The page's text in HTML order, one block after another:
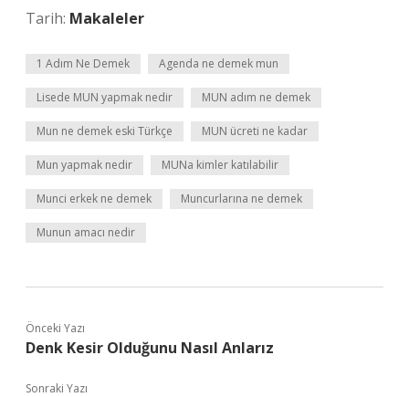
Tarih: Makaleler
1 Adım Ne Demek Agenda ne demek mun
Lisede MUN yapmak nedir MUN adım ne demek
Mun ne demek eski Türkçe MUN ücreti ne kadar
Mun yapmak nedir MUNa kimler katılabilir
Munci erkek ne demek Muncurlarına ne demek
Munun amacı nedir
Önceki Yazı
Denk Kesir Olduğunu Nasıl Anlarız
Sonraki Yazı